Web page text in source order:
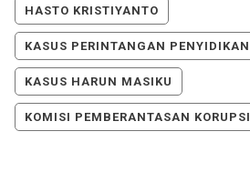
HASTO KRISTIYANTO
KASUS PERINTANGAN PENYIDIKAN
KASUS HARUN MASIKU
KOMISI PEMBERANTASAN KORUPSI